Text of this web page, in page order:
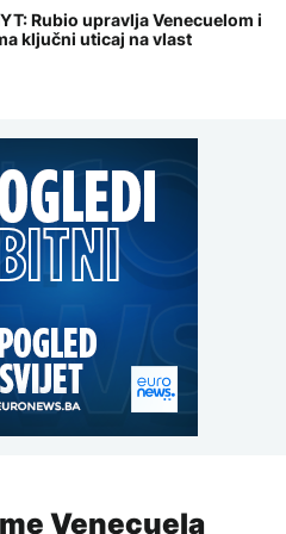
Rubio upravlja Venecuelom i
ključni uticaj na vlast
Venecuela